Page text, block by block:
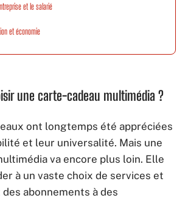
et le salarié
et économie
une carte-cadeau multimédia ?
ont longtemps été appréciées
et leur universalité. Mais une
va encore plus loin. Elle
à un vaste choix de services et
abonnements à des